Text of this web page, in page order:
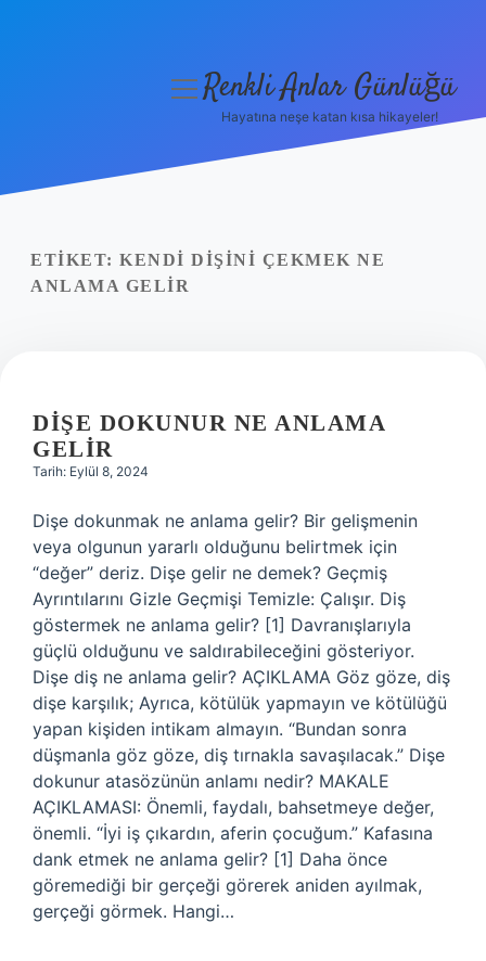
Yasal Uyarı
menüyüRenkli Anlar Günlüğü
Hayatına neşe katan kısa hikayeler!
ETIKET: KENDI DIŞINI ÇEKMEK NE
ANLAMA GELIR
DIŞE DOKUNUR NE ANLAMA
GELIR
Tarih: Eylül 8, 2024
Dişe dokunmak ne anlama gelir? Bir gelişmenin
veya olgunun yararlı olduğunu belirtmek için
“değer” deriz. Dişe gelir ne demek? Geçmiş
Ayrıntılarını Gizle Geçmişi Temizle: Çalışır. Diş
göstermek ne anlama gelir? [1] Davranışlarıyla
güçlü olduğunu ve saldırabileceğini gösteriyor.
Dişe diş ne anlama gelir? AÇIKLAMA Göz göze, diş
dişe karşılık; Ayrıca, kötülük yapmayın ve kötülüğü
yapan kişiden intikam almayın. “Bundan sonra
düşmanla göz göze, diş tırnakla savaşılacak.” Dişe
dokunur atasözünün anlamı nedir? MAKALE
AÇIKLAMASI: Önemli, faydalı, bahsetmeye değer,
önemli. “İyi iş çıkardın, aferin çocuğum.” Kafasına
dank etmek ne anlama gelir? [1] Daha önce
göremediği bir gerçeği görerek aniden ayılmak,
gerçeği görmek. Hangi…